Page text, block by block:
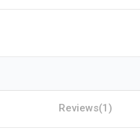
Reviews(1)